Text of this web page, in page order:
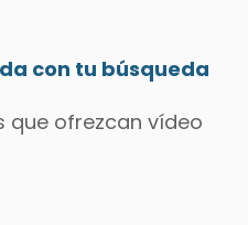
con tu búsqueda
ofrezcan vídeo